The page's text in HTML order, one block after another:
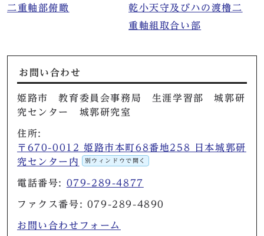
二重軸部俯瞰
乾小天守及びハの渡櫓二
重軸組取合い部
お問い合わせ
姫路市 教育委員会事務局 生涯学習部 城郭研
究センター 城郭研究室
住所:
〒670-0012 姫路市本町68番地258 日本城郭研
究センター内
別ウィンドウで開く
電話番号: 079-289-4877
ファクス番号: 079-289-4890
お問い合わせフォーム